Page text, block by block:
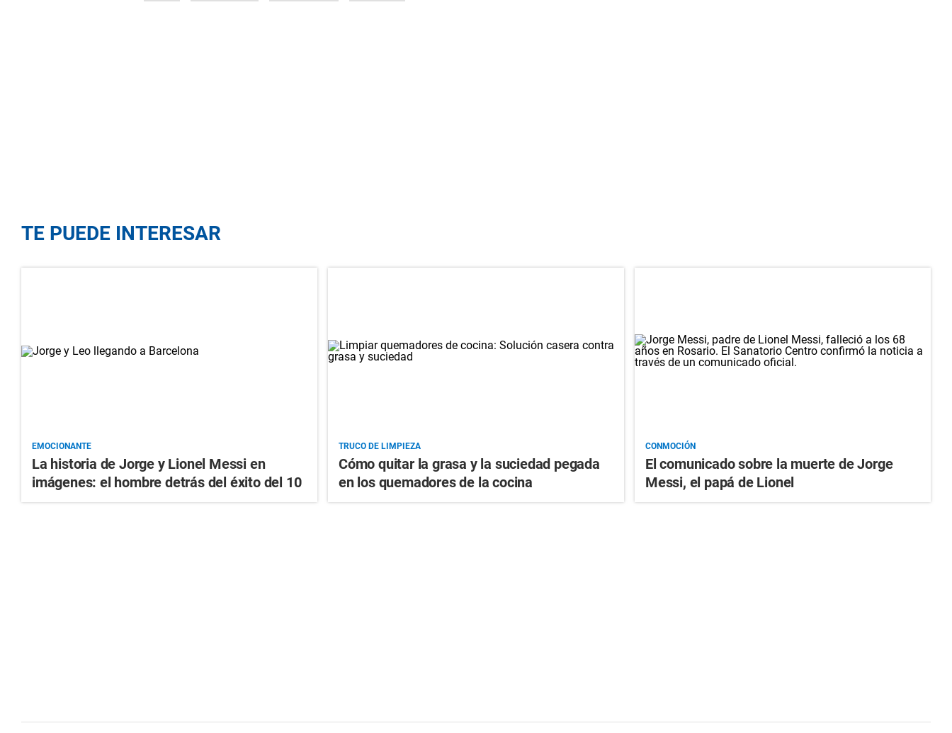
TE PUEDE INTERESAR
EMOCIONANTE
La historia de Jorge y Lionel Messi en
imágenes: el hombre detrás del éxito del 10
TRUCO DE LIMPIEZA
Cómo quitar la grasa y la suciedad pegada
en los quemadores de la cocina
CONMOCIÓN
El comunicado sobre la muerte de Jorge
Messi, el papá de Lionel